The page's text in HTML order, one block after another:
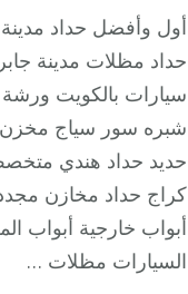
أول وأفضل حداد مدينة
حداد مظلات مدينة
سيارات بالكويت
شبره سور سياج مخزن
حديد حداد هندي
كراج حداد مخازن
أبواب خارجية أبواب
السيارات مظلات …